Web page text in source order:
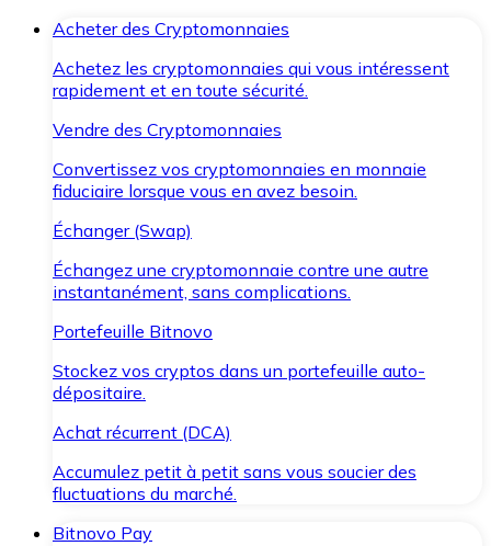
Acheter des Cryptomonnaies
Achetez les cryptomonnaies qui vous intéressent
rapidement et en toute sécurité.
Vendre des Cryptomonnaies
Convertissez vos cryptomonnaies en monnaie
fiduciaire lorsque vous en avez besoin.
Échanger (Swap)
Échangez une cryptomonnaie contre une autre
instantanément, sans complications.
Portefeuille Bitnovo
Stockez vos cryptos dans un portefeuille auto-
dépositaire.
Achat récurrent (DCA)
Accumulez petit à petit sans vous soucier des
fluctuations du marché.
Bitnovo Pay